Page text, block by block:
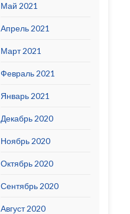
Май 2021
Апрель 2021
Март 2021
Февраль 2021
Январь 2021
Декабрь 2020
Ноябрь 2020
Октябрь 2020
Сентябрь 2020
Август 2020